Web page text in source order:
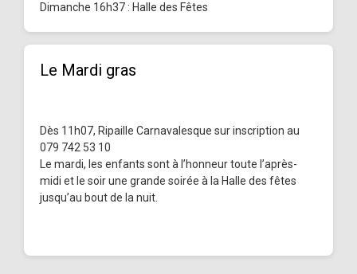
Dimanche 16h37 : Halle des Fêtes
Le Mardi gras
Dès 11h07, Ripaille Carnavalesque sur inscription au
079 742 53 10
Le mardi, les enfants sont à l’honneur toute l’après-
midi et le soir une grande soirée à la Halle des fêtes
jusqu’au bout de la nuit.